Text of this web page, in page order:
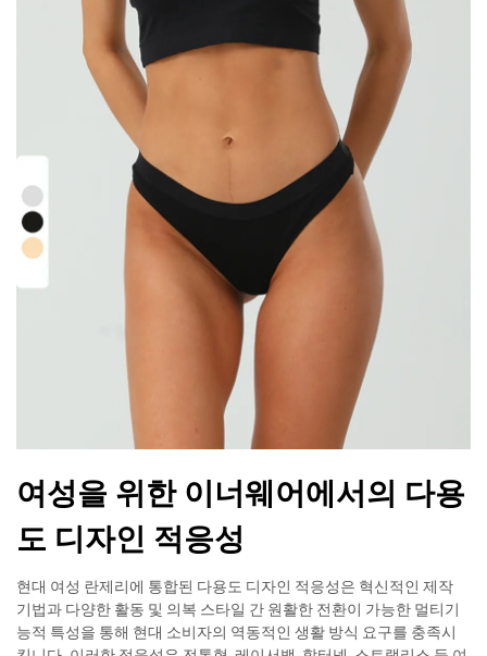
여성을 위한 이너웨어에서의 다용
도 디자인 적응성
현대 여성 란제리에 통합된 다용도 디자인 적응성은 혁신적인 제작
기법과 다양한 활동 및 의복 스타일 간 원활한 전환이 가능한 멀티기
능적 특성을 통해 현대 소비자의 역동적인 생활 방식 요구를 충족시